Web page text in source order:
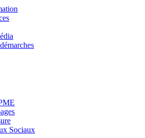
Sociaux